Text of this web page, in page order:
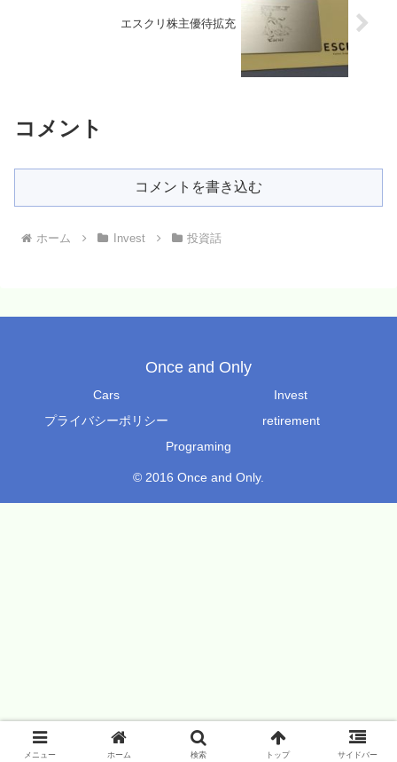
エスクリ株主優待拡充
コメント
コメントを書き込む
ホーム Invest 投資話
Once and Only
Cars
Invest
プライバシーポリシー
retirement
Programing
© 2016 Once and Only.
メニュー ホーム 検索 トップ サイドバー